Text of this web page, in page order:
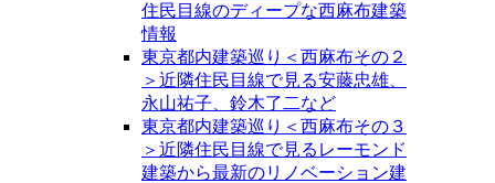
住民目線のディープな西麻布建築
情報
東京都内建築巡り＜西麻布その２
＞近隣住民目線で見る安藤忠雄、
永山祐子、鈴木了二など
東京都内建築巡り＜西麻布その３
＞近隣住民目線で見るレーモンド
建築から最新のリノベーション建